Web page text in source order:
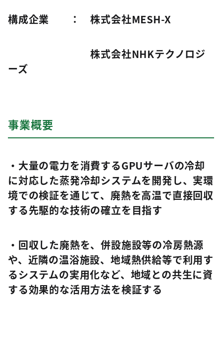
構成企業 ： 株式会社MESH-X
株式会社NHKテクノロジ
ーズ
事業概要
・大量の電力を消費するGPUサーバの冷却
に対応した蒸発冷却システムを開発し、実環
境での検証を通じて、廃熱を高温で直接回収
する先駆的な技術の確立を目指す
・回収した廃熱を、併設施設等の冷房熱源
や、近隣の温浴施設、地域熱供給等で利用す
るシステムの実用化など、地域との共生に資
する効果的な活用方法を検証する